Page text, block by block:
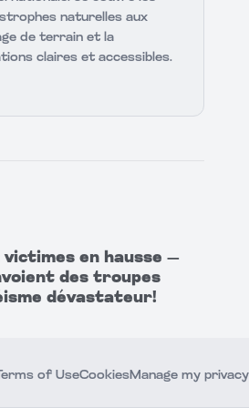
naturelles aux
de terrain et la
claires et accessibles.
victimes en hausse —
des troupes
dévastateur!
of UseCookiesManage my